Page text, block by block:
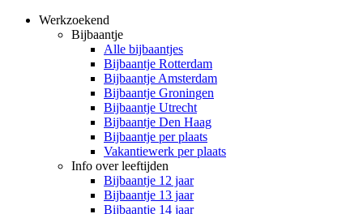
Werkzoekend
Bijbaantje
Alle bijbaantjes
Bijbaantje Rotterdam
Bijbaantje Amsterdam
Bijbaantje Groningen
Bijbaantje Utrecht
Bijbaantje Den Haag
Bijbaantje per plaats
Vakantiewerk per plaats
Info over leeftijden
Bijbaantje 12 jaar
Bijbaantje 13 jaar
Bijbaantje 14 jaar